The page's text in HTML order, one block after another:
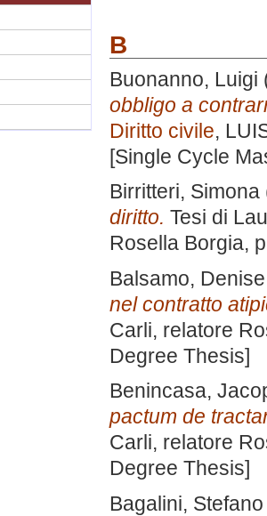
B
Buonanno, Luigi
obbligo a
Diritto civile,
[Single Cycle
Birritteri, Simona
diritto. Tesi di
Rosella Borgia,
Balsamo, Denise
nel contratto
Carli, relatore
Degree Thesis]
Benincasa,
pactum de
Carli, relatore
Degree Thesis]
Bagalini, Stefano